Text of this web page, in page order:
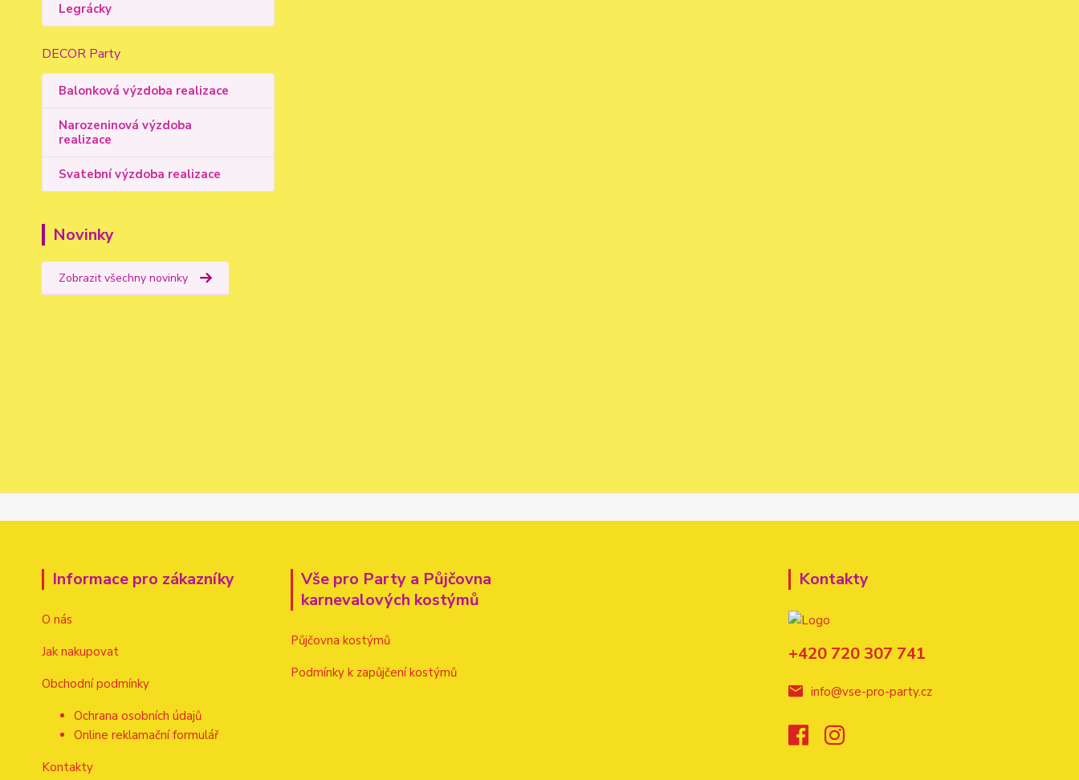
Legrácky
DECOR Party
Balonková výzdoba realizace
Narozeninová výzdoba
realizace
Svatební výzdoba realizace
Novinky
Zobrazit všechny novinky
Informace pro zákazníky
O nás
Jak nakupovat
Obchodní podmínky
Ochrana osobních údajů
Online reklamační formulář
Kontakty
Vše pro Party a Půjčovna
karnevalových kostýmů
Půjčovna kostýmů
Podmínky k zapůjčení kostýmů
Kontakty
+420 720 307 741
info@vse-pro-party.cz